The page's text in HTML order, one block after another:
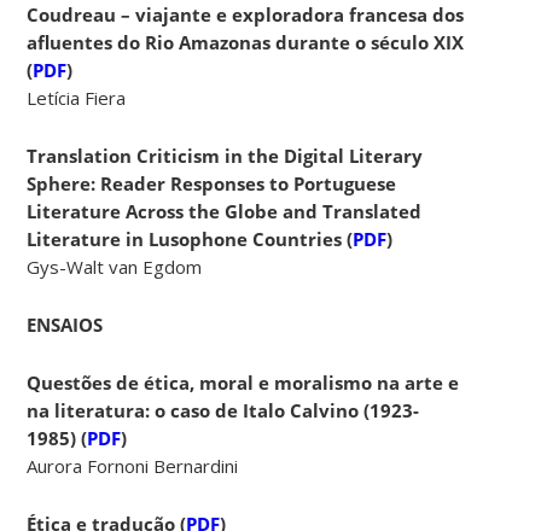
Coudreau – viajante e exploradora francesa dos
afluentes do Rio Amazonas durante o século XIX
(PDF)
Letícia Fiera
Translation Criticism in the Digital Literary
Sphere: Reader Responses to Portuguese
Literature Across the Globe and Translated
Literature in Lusophone Countries (PDF)
Gys-Walt van Egdom
ENSAIOS
Questões de ética, moral e moralismo na arte e
na literatura: o caso de Italo Calvino (1923-
1985) (PDF)
Aurora Fornoni Bernardini
Ética e tradução (PDF)